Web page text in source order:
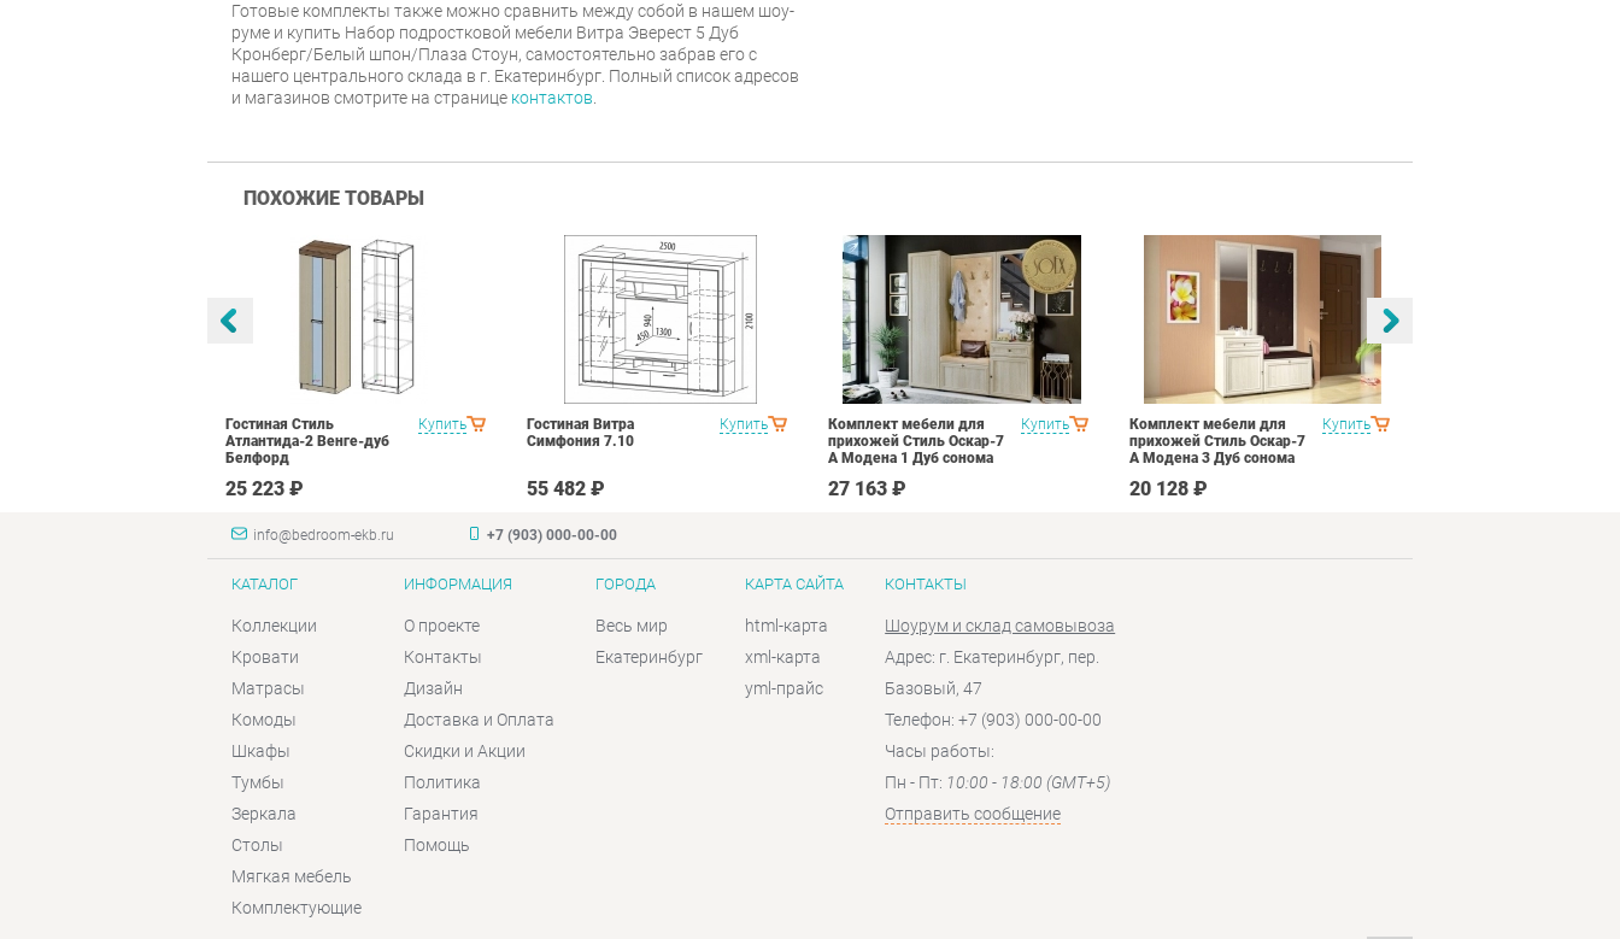
Готовые комплекты также можно сравнить между собой в нашем шоу-
руме и купить Набор подростковой мебели Витра Эверест 5 Дуб
Кронберг/Белый шпон/Плаза Стоун, самостоятельно забрав его с
нашего центрального склада в г. Екатеринбург. Полный список адресов
и магазинов смотрите на странице контактов.
ПОХОЖИЕ ТОВАРЫ
Купить
Гостиная Стиль
Атлантида-2 Венге-дуб
Белфорд
25 223 ₽
Купить
Гостиная Витра
Симфония 7.10
55 482 ₽
Купить
Комплект мебели для
прихожей Стиль Оскар-7
А Модена 1 Дуб сонома
27 163 ₽
Купить
Комплект мебели для
прихожей Стиль Оскар-7
А Модена 3 Дуб сонома
20 128 ₽
info@bedroom-ekb.ru +7 (903) 000-00-00
КАТАЛОГ
Коллекции
Кровати
Матрасы
Комоды
Шкафы
Тумбы
Зеркала
Столы
Мягкая мебель
Комплектующие
ИНФОРМАЦИЯ
О проекте
Контакты
Дизайн
Доставка и Оплата
Скидки и Акции
Политика
Гарантия
Помощь
ГОРОДА
Весь мир
Екатеринбург
КАРТА САЙТА
html-карта
xml-карта
yml-прайс
КОНТАКТЫ
Шоурум и склад самовывоза
Адрес: г. Екатеринбург, пер.
Базовый, 47
Телефон: +7 (903) 000-00-00
Часы работы:
Пн - Пт: 10:00 - 18:00 (GMT+5)
Отправить сообщение